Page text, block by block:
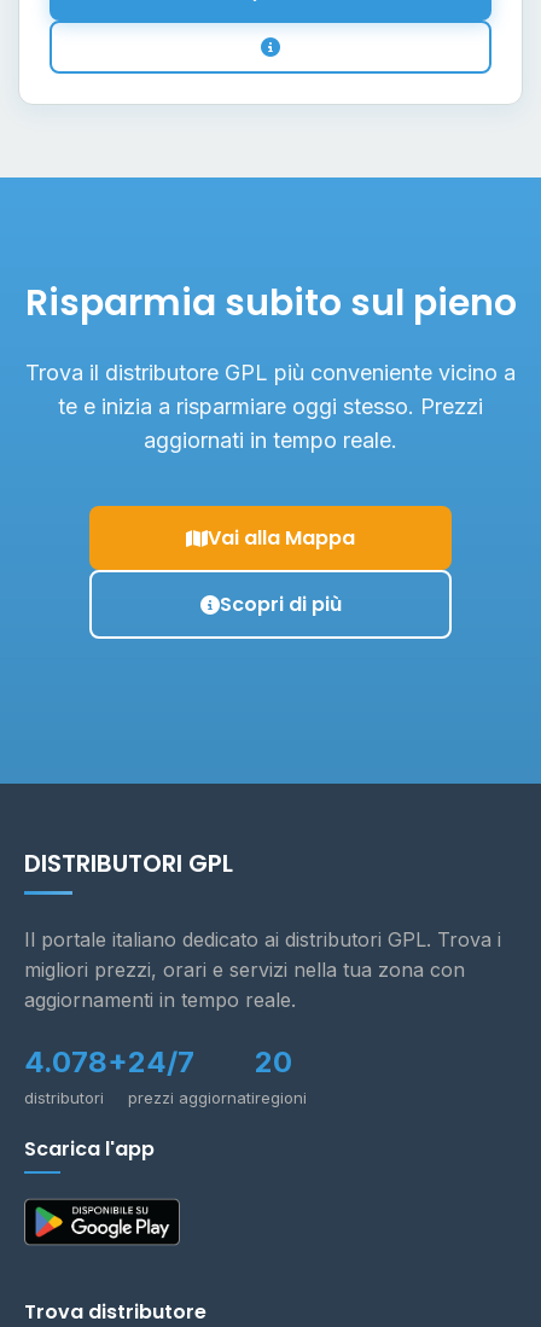
Risparmia subito sul pieno
Trova il distributore GPL più conveniente vicino a
te e inizia a risparmiare oggi stesso. Prezzi
aggiornati in tempo reale.
Vai alla Mappa
Scopri di più
DISTRIBUTORI GPL
Il portale italiano dedicato ai distributori GPL. Trova i
migliori prezzi, orari e servizi nella tua zona con
aggiornamenti in tempo reale.
4.078+
distributori
24/7
prezzi aggiornati
20
regioni
Scarica l'app
Trova distributore